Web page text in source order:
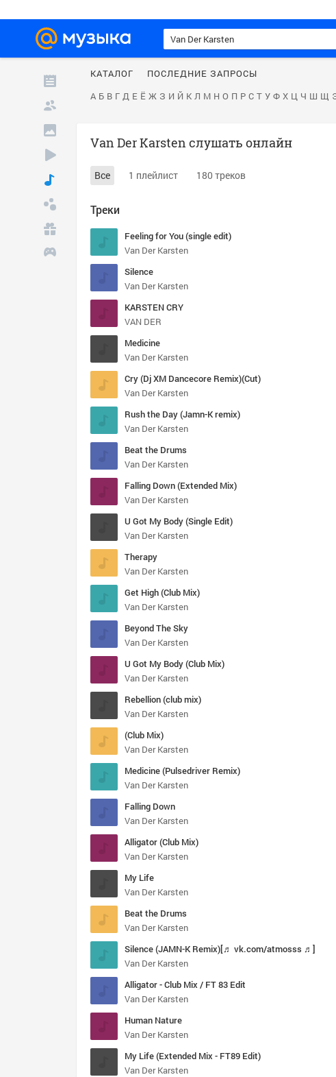
КАТАЛОГ
ПОСЛЕДНИЕ ЗАПРОСЫ
А Б В Г Д Е Ё Ж З И Й К Л М Н О П Р С Т У Ф Х Ц Ч Ш Щ
Van Der Karsten слушать онлайн
Все 1 плейлист 180 треков
Треки
Feeling for You (single edit)
Van Der Karsten
Silence
Van Der Karsten
KARSTEN CRY
VAN DER
Medicine
Van Der Karsten
Cry (Dj XM Dancecore Remix)(Cut)
Van Der Karsten
Rush the Day (Jamn-K remix)
Van Der Karsten
Beat the Drums
Van Der Karsten
Falling Down (Extended Mix)
Van Der Karsten
U Got My Body (Single Edit)
Van Der Karsten
Therapy
Van Der Karsten
Get High (Club Mix)
Van Der Karsten
Beyond The Sky
Van Der Karsten
U Got My Body (Club Mix)
Van Der Karsten
Rebellion (club mix)
Van Der Karsten
(Club Mix)
Van Der Karsten
Medicine (Pulsedriver Remix)
Van Der Karsten
Falling Down
Van Der Karsten
Alligator (Club Mix)
Van Der Karsten
My Life
Van Der Karsten
Beat the Drums
Van Der Karsten
Silence (JAMN-K Remix)[♬ vk.com/atmosss ♬]
Van Der Karsten
Alligator - Club Mix / FT 83 Edit
Van Der Karsten
Human Nature
Van Der Karsten
My Life (Extended Mix - FT89 Edit)
Van Der Karsten